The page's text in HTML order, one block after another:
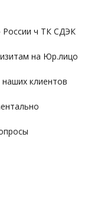
России ч ТК СДЭК
на Юр.лицо
клиентов